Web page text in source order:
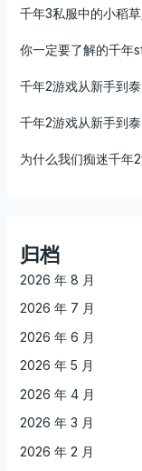
千年3私服中的小稻
你一定要了解的千年
千年2游戏从新手到泰
千年2游戏从新手到泰
为什么我们痴迷千年
归档
2026 年 8 月
2026 年 7 月
2026 年 6 月
2026 年 5 月
2026 年 4 月
2026 年 3 月
2026 年 2 月